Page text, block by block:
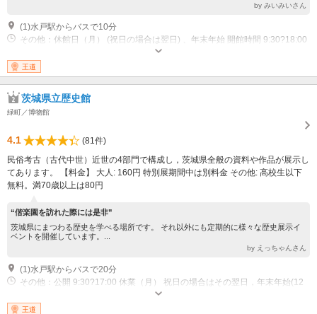
by みいみいさん
(1)水戸駅からバスで10分
その他：休館日（月） (祝日の場合は翌日) 、年末年始 開館時間 9:30?18:00
＊催事によって延長される場合があります。
王道
茨城県立歴史館
緑町／博物館
4.1
(81件)
民俗考古（古代中世）近世の4部門で構成し，茨城県全般の資料や作品が展示し
てあります。 【料金】 大人: 160円 特別展期間中は別料金 その他: 高校生以下
無料。満70歳以上は80円
“偕楽園を訪れた際には是非”
茨城県にまつわる歴史を学べる場所です。 それ以外にも定期的に様々な歴史展示イ
ベントを開催しています。...
by えっちゃんさん
(1)水戸駅からバスで20分
その他：公開 9:30?17:00 休業（月） 祝日の場合はその翌日，年末年始(12
王道